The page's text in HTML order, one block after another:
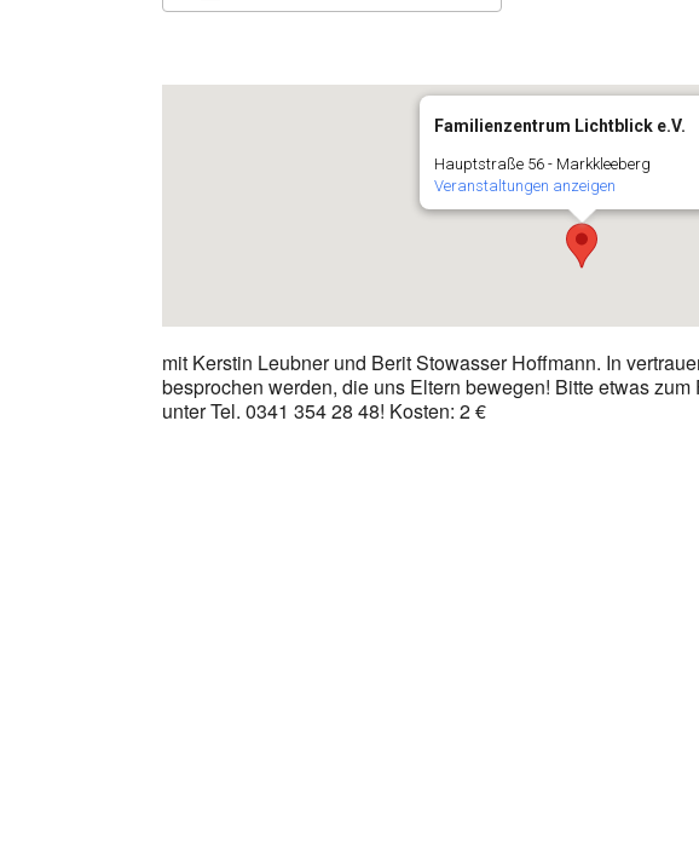
Familienzentrum Lichtblick e.V.
Hauptstraße 56 - Markkleeberg
Veranstaltungen anzeigen
mit Kerstin Leubner und Berit Stowasser Hoffmann. In
besprochen werden, die uns Eltern bewegen! Bitte etwas
unter Tel. 0341 354 28 48! Kosten: 2 €